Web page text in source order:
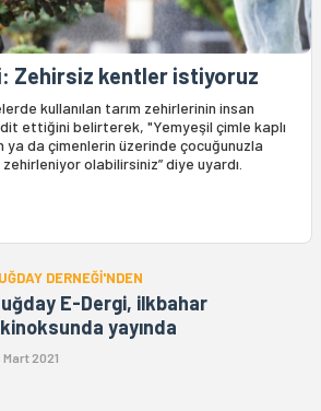
Zehirsiz kentler istiyoruz
kullanılan tarım zehirlerinin insan
ettiğini belirterek, "Yemyeşil çimle kaplı
da çimenlerin üzerinde çocuğunuzla
olabilirsiniz” diye uyardı.
DERNEĞİ'NDEN
E-Dergi, ilkbahar
yayında
Mart 2021